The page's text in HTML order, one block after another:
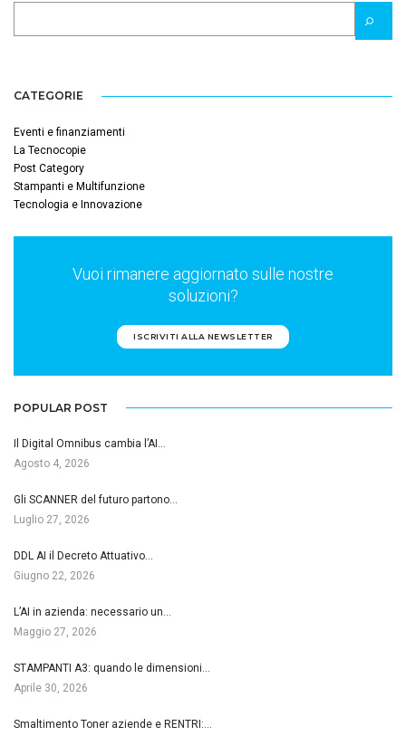
CATEGORIE
Eventi e finanziamenti
La Tecnocopie
Post Category
Stampanti e Multifunzione
Tecnologia e Innovazione
Vuoi rimanere aggiornato sulle nostre
soluzioni?
ISCRIVITI ALLA NEWSLETTER
POPULAR POST
Il Digital Omnibus cambia l’AI…
Agosto 4, 2026
Gli SCANNER del futuro partono…
Luglio 27, 2026
DDL AI il Decreto Attuativo…
Giugno 22, 2026
L’AI in azienda: necessario un…
Maggio 27, 2026
STAMPANTI A3: quando le dimensioni…
Aprile 30, 2026
Smaltimento Toner aziende e RENTRI:…